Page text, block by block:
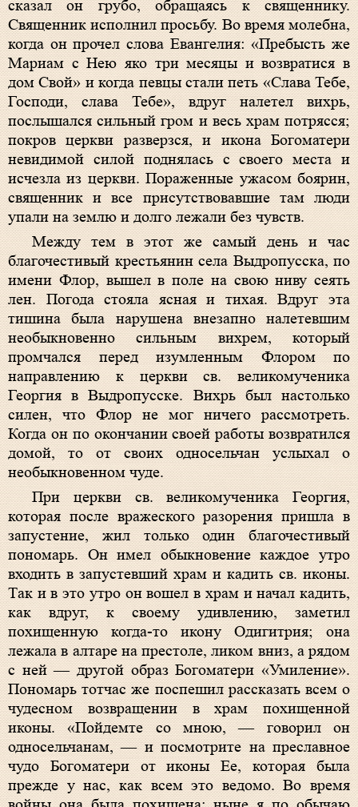
сказал он грубо, обращаясь к священнику.
Священник исполнил просьбу. Во время молебна,
когда он прочел слова Евангелия: «Пребысть же
Мариам с Нею яко три месяцы и возвратися в
дом Свой» и когда певцы стали петь «Слава Тебе,
Господи, слава Тебе», вдруг налетел вихрь,
послышался сильный гром и весь храм потрясся;
покров церкви разверзся, и икона Богоматери
невидимой силой поднялась с своего места и
исчезла из церкви. Пораженные ужасом боярин,
священник и все присутствовавшие там люди
упали на землю и долго лежали без чувств.
Между тем в этот же самый день и час
благочестивый крестьянин села Выдропусска, по
имени Флор, вышел в поле на свою ниву сеять
лен. Погода стояла ясная и тихая. Вдруг эта
тишина была нарушена внезапно налетевшим
необыкновенно сильным вихрем, который
промчался перед изумленным Флором по
направлению к церкви св. великомученика
Георгия в Выдропусске. Вихрь был настолько
силен, что Флор не мог ничего рассмотреть.
Когда он по окончании своей работы возвратился
домой, то от своих односельчан услыхал о
необыкновенном чуде.
При церкви св. великомученика Георгия,
которая после вражеского разорения пришла в
запустение, жил только один благочестивый
пономарь. Он имел обыкновение каждое утро
входить в запустевший храм и кадить св. иконы.
Так и в это утро он вошел в храм и начал кадить,
как вдруг, к своему удивлению, заметил
похищенную когда-то икону Одигитрия; она
лежала в алтаре на престоле, ликом вниз, а рядом
с ней — другой образ Богоматери «Умиление».
Пономарь тотчас же поспешил рассказать всем о
чудесном возвращении в храм похищенной
иконы. «Пойдемте со мною, — говорил он
односельчанам, — и посмотрите на преславное
чудо Богоматери от иконы Ее, которая была
прежде у нас, как всем это ведомо. Во время